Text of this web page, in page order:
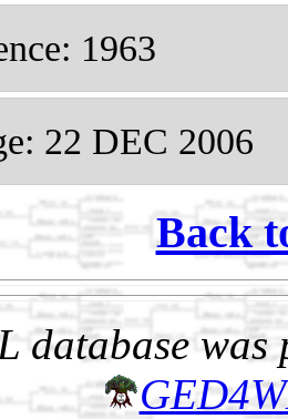
1963
22 DEC 2006
Back
database was